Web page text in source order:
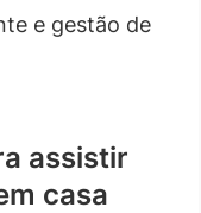
e gestão de
assistir
casa